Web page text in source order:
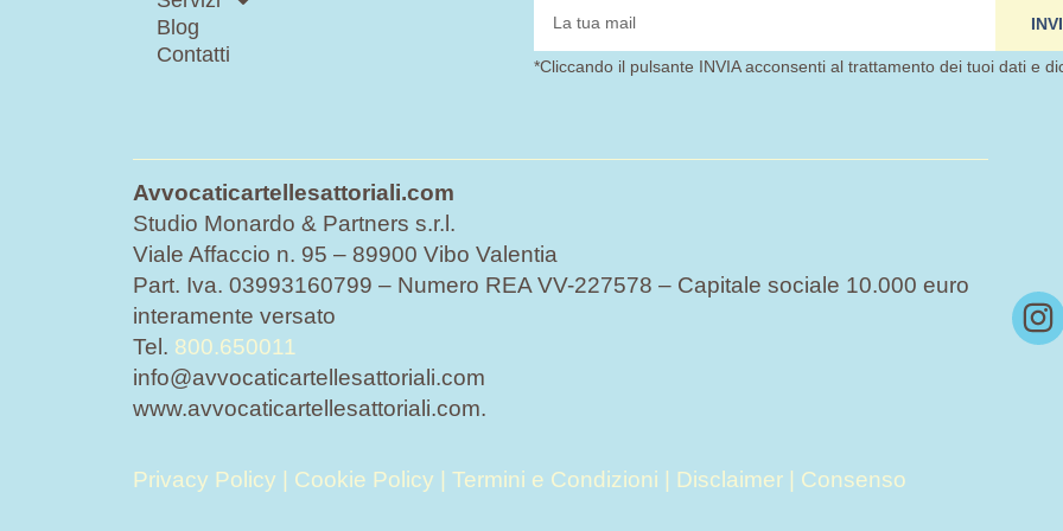
Blog
Contatti
*Cliccando il pulsante INVIA acconsenti al trattamento dei tuoi dati e
Avvocaticartellesattoriali.com
Studio Monardo & Partners s.r.l.
Viale Affaccio n. 95 – 89900 Vibo Valentia
Part. Iva. 03993160799 – Numero REA VV-227578 – Capitale sociale 10.000 euro
interamente versato
Tel. 800.650011
info@avvocaticartellesattoriali.com
www.avvocaticartellesattoriali.com.
Privacy Policy | Cookie Policy | Termini e Condizioni | Disclaimer | Consenso
I
n